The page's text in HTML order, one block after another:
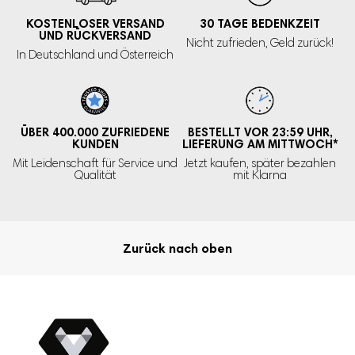
✓ Erleben Sie selbst den Komfort und die
Bequemlichkeit
Beste Qualität
Genießen Sie die beste Qualität von Stilleinlagen, die aus
hochwertigen Bambusfasernbestehen, welche für eine
Die Stilleinlagen sind sowohl für die
auch den Trockner
KOSTENLOSER VERSAND
UND RÜCKVERSAND
In Deutschland und Österreich
30 TAGE BEDENKZEIT
Nicht zufrieden, Geld zurück!
ÜBER 400.000 ZUFRIEDENE
KUNDEN
Mit Leidenschaft für Service und
Qualität
BESTELLT VOR 23:59 UHR,
LIEFERUNG AM MITTWOCH*
Jetzt kaufen, später bezahlen
mit Klarna
Zurück nach oben